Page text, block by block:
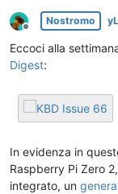
Non in linea
Nostromo
Eccoci alla
Digest:
In evidenza in
Raspberry Pi Zero
integrato, un